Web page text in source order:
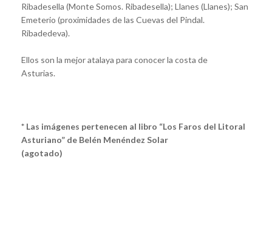
Ribadesella (Monte Somos. Ribadesella); Llanes (Llanes); San
Emeterio (proximidades de las Cuevas del Pindal.
Ribadedeva).
Ellos son la mejor atalaya para conocer la costa de
Asturias.
* Las imágenes pertenecen al libro “Los Faros del Litoral
Asturiano” de Belén Menéndez Solar
(agotado)